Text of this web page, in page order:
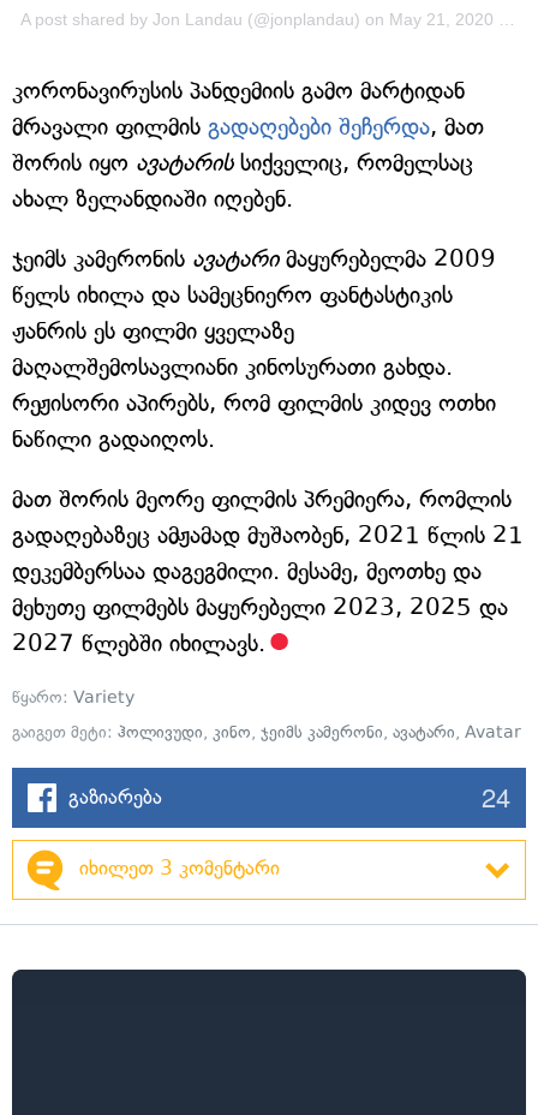
A post shared by Jon Landau (@jonplandau) on May 21, 2020 at 2:47pm PDT
კორონავირუსის პანდემიის გამო მარტიდან
მრავალი ფილმის გადაღებები შეჩერდა, მათ
შორის იყო ავატარისსიქველიც, რომელსაც
ახალ ზელანდიაში იღებენ.
ჯეიმს კამერონის ავატარი მაყურებელმა 2009
წელს იხილა და სამეცნიერო ფანტასტიკის
ჟანრის ეს ფილმი ყველაზე
მაღალშემოსავლიანი კინოსურათი გახდა.
რეჟისორი აპირებს, რომ ფილმის კიდევ ოთხი
ნაწილი გადაიღოს.
მათ შორის მეორე ფილმის პრემიერა, რომლის
გადაღებაზეც ამჟამად მუშაობენ, 2021 წლის 21
დეკემბერსაა დაგეგმილი. მესამე, მეოთხე და
მეხუთე ფილმებს მაყურებელი 2023, 2025 და
2027 წლებში იხილავს.
წყარო: Variety
გაიგეთ მეტი: ჰოლივუდი, კინო, ჯეიმს კამერონი, ავატარი, Avatar
გაზიარება 24
იხილეთ 3 კომენტარი